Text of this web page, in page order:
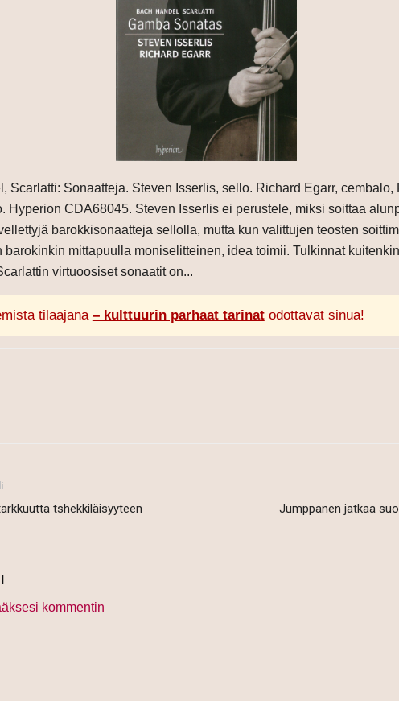
Scarlatti: Sonaatteja. Steven Isserlis, sello. Richard Egarr, cembalo,
Hyperion CDA68045. Steven Isserlis ei perustele, miksi soittaa
barokkisonaatteja sellolla, mutta kun valittujen teosten
barokinkin mittapuulla moniselitteinen, idea toimii. Tulkinnat
virtuoosiset sonaatit on...
tilaajana – kulttuurin parhaat tarinatodottavat sinua!
tshekkiläisyyteen Jumppanen jatkaa
kommentin